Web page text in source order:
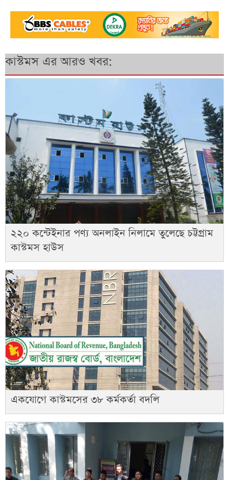
কাস্টমস এর আরও খবর:
২২০ কন্টেইনার পণ্য অনলাইন নিলামে তুলেছে চট্টগ্রাম
কাস্টমস হাউস
একযোগে কাস্টমসের ৩৮ কর্মকর্তা বদলি